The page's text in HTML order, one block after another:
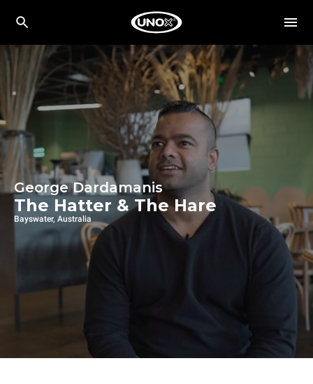
George Dardamanis
The Hatter & The Hare
Bayswater, Australia